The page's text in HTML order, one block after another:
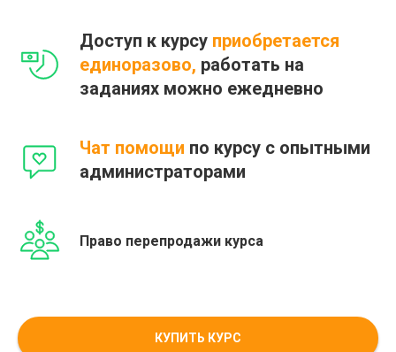
Доступ к курсу приобретается
единоразово, работать на
заданиях можно ежедневно
Чат помощи по курсу с опытными
администраторами
Право перепродажи курса
КУПИТЬ КУРС